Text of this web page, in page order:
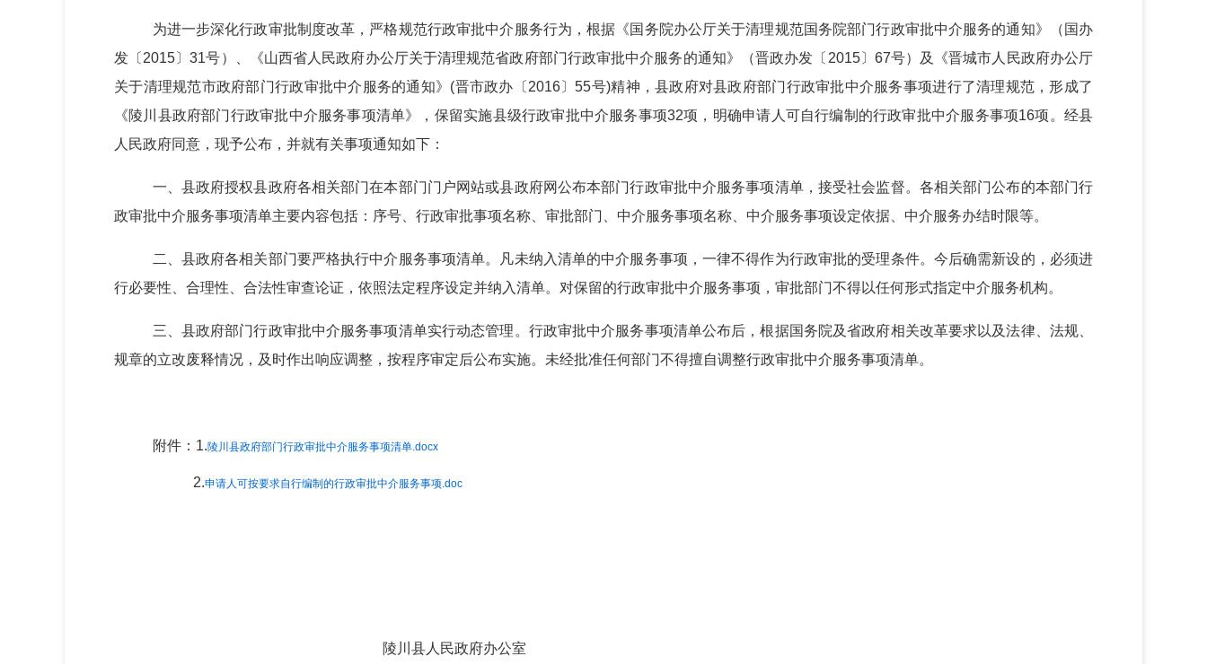
为进一步深化行政审批制度改革，严格规范行政审批中介服务行为，根据《国务院办公厅关于清理规范国务院部门行政审批中介服务的通知》（国办
发〔2015〕31号）、《山西省人民政府办公厅关于清理规范省政府部门行政审批中介服务的通知》（晋政办发〔2015〕67号）及《晋城市人民政府办公厅
关于清理规范市政府部门行政审批中介服务的通知》(晋市政办〔2016〕55号)精神，县政府对县政府部门行政审批中介服务事项进行了清理规范，形成了
《陵川县政府部门行政审批中介服务事项清单》，保留实施县级行政审批中介服务事项32项，明确申请人可自行编制的行政审批中介服务事项16项。经县
人民政府同意，现予公布，并就有关事项通知如下：
一、县政府授权县政府各相关部门在本部门门户网站或县政府网公布本部门行政审批中介服务事项清单，接受社会监督。各相关部门公布的本部门行
政审批中介服务事项清单主要内容包括：序号、行政审批事项名称、审批部门、中介服务事项名称、中介服务事项设定依据、中介服务办结时限等。
二、县政府各相关部门要严格执行中介服务事项清单。凡未纳入清单的中介服务事项，一律不得作为行政审批的受理条件。今后确需新设的，必须进
行必要性、合理性、合法性审查论证，依照法定程序设定并纳入清单。对保留的行政审批中介服务事项，审批部门不得以任何形式指定中介服务机构。
三、县政府部门行政审批中介服务事项清单实行动态管理。行政审批中介服务事项清单公布后，根据国务院及省政府相关改革要求以及法律、法规、
规章的立改废释情况，及时作出响应调整，按程序审定后公布实施。未经批准任何部门不得擅自调整行政审批中介服务事项清单。
附件：1.陵川县政府部门行政审批中介服务事项清单.docx
2.申请人可按要求自行编制的行政审批中介服务事项.doc
陵川县人民政府办公室